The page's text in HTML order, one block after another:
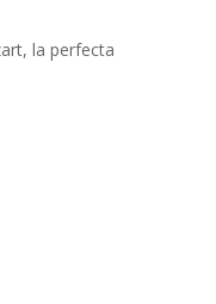
la perfecta